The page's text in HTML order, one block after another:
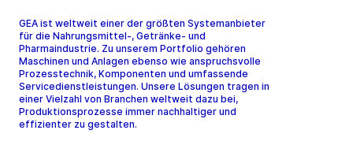
GEA ist weltweit einer der größten Systemanbieter
für die Nahrungsmittel-, Getränke- und
Pharmaindustrie. Zu unserem Portfolio gehören
Maschinen und Anlagen ebenso wie anspruchsvolle
Prozesstechnik, Komponenten und umfassende
Servicedienstleistungen. Unsere Lösungen tragen in
einer Vielzahl von Branchen weltweit dazu bei,
Produktionsprozesse immer nachhaltiger und
effizienter zu gestalten.